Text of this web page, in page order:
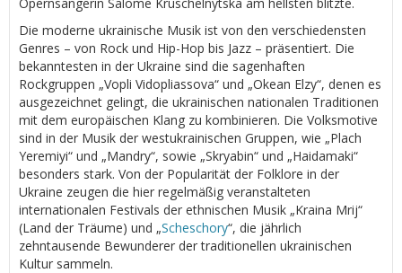
Die moderne ukrainische Musik ist von den verschiedensten
Genres – von Rock und Hip-Hop bis Jazz – präsentiert. Die
bekanntesten in der Ukraine sind die sagenhaften
Rockgruppen „Vopli Vidopliassova“ und „Okean Elzy“, denen es
ausgezeichnet gelingt, die ukrainischen nationalen Traditionen
mit dem europäischen Klang zu kombinieren. Die Volksmotive
sind in der Musik der westukrainischen Gruppen, wie „Plach
Yeremiyi“ und „Mandry“, sowie „Skryabin“ und „Haidamaki“
besonders stark. Von der Popularität der Folklore in der
Ukraine zeugen die hier regelmäßig veranstalteten
internationalen Festivals der ethnischen Musik „Kraina Mrij“
(Land der Träume) und „Scheschory“, die jährlich
zehntausende Bewunderer der traditionellen ukrainischen
Kultur sammeln.